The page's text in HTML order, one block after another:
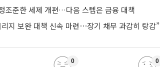
조준한 세제 개편…다음 스텝은 금융 대책
지 보완 대책 신속 마련⋯장기 채무 과감히 탕감”
0 0